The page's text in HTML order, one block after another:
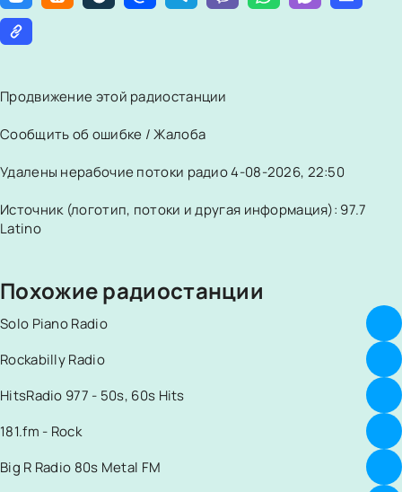
Продвижение этой радиостанции
Сообщить об ошибке / Жалоба
Удалены нерабочие потоки радио 4-08-2026, 22:50
Источник (логотип, потоки и другая информация): 97.7
Latino
Похожие радиостанции
Solo Piano Radio
Rockabilly Radio
HitsRadio 977 - 50s, 60s Hits
181.fm - Rock
Big R Radio 80s Metal FM